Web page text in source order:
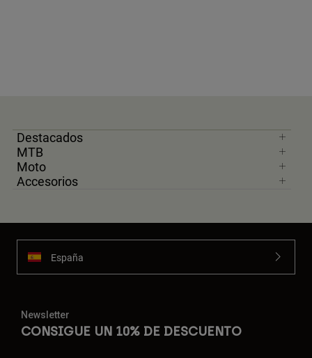
Destacados
MTB
Moto
Accesorios
España
Newsletter
CONSIGUE UN 10% DE DESCUENTO